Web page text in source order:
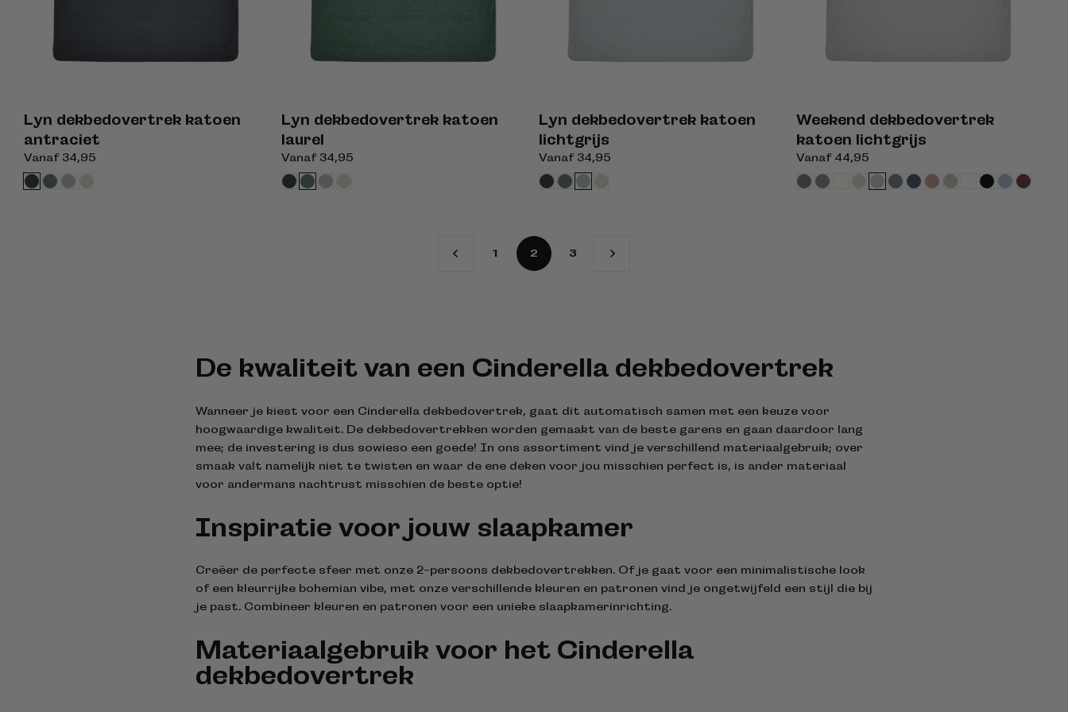
Lyn dekbedovertrek katoen
antraciet
Normale
prijs
Vanaf 34,95
Lyn dekbedovertrek katoen
laurel
Normale
prijs
Vanaf 34,95
Lyn dekbedovertrek katoen
lichtgrijs
Normale
prijs
Vanaf 34,95
Weekend dekbedovertrek
katoen lichtgrijs
Normale
prijs
Vanaf 44,95
1 2 3
De kwaliteit van een Cinderella dekbedovertrek
Wanneer je kiest voor een Cinderella dekbedovertrek, gaat dit automatisch samen met een keuze voor
hoogwaardige kwaliteit. De dekbedovertrekken worden gemaakt van de beste garens en gaan daardoor lang
mee; de investering is dus sowieso een goede! In ons assortiment vind je verschillend materiaalgebruik; over
smaak valt namelijk niet te twisten en waar de ene deken voor jou misschien perfect is, is ander materiaal
voor andermans nachtrust misschien de beste optie!
Inspiratie voor jouw slaapkamer
Creëer de perfecte sfeer met onze 2-persoons dekbedovertrekken. Of je gaat voor een minimalistische look
of een kleurrijke bohemian vibe, met onze verschillende kleuren en patronen vind je ongetwijfeld een stijl die bij
je past. Combineer kleuren en patronen voor een unieke slaapkamerinrichting.
Materiaalgebruik voor het Cinderella
dekbedovertrek